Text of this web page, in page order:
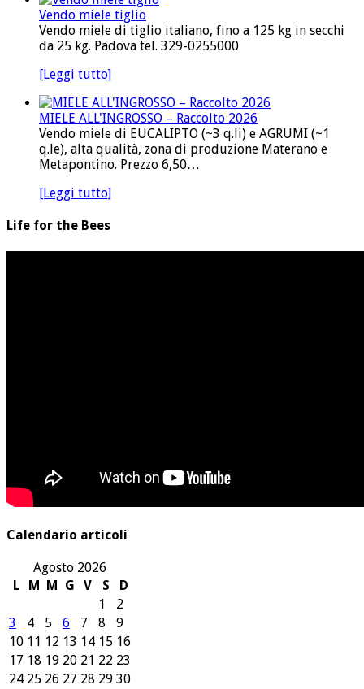
Vendo miele tiglio
Vendo miele di tiglio italiano, fino a 125 kg in secchi
da 25 kg. Padova tel. 329-0255000
[Leggi tutto]
MIELE ALL'INGROSSO – Raccolto 2026
Vendo miele di EUCALIPTO (~3 q.li) e AGRUMI (~1
q.le), alta qualità, zona di produzione Materano e
Metapontino. Prezzo 6,50…
[Leggi tutto]
Life for the Bees
Calendario articoli
Agosto 2026
L
M M G V S
D
1
2
3
4 5 6 7 8
9
10 11 12 13 14 15 16
17 18 19 20 21 22 23
24 25 26 27 28 29 30